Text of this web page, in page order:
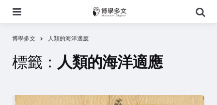
尋
博學多文 人類的海洋適應
標籤： 人類的海洋適應